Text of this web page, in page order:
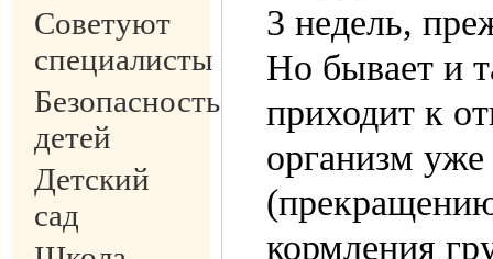
Советуют
специалисты
Безопасность
детей
Детский
сад
3 недель,
Но бывает и
приходит к
организм
кормления